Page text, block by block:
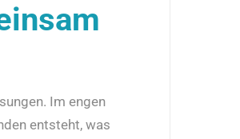
Im engen
entsteht, was